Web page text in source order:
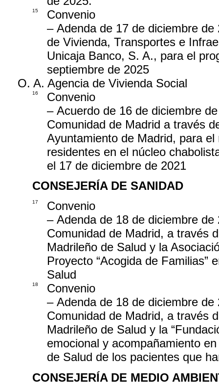
15
Convenio
– Adenda de 17 de diciembre
de Vivienda, Transportes e
Unicaja Banco, S. A., para el
septiembre de 2025
O. A. Agencia de Vivienda Social
16
Convenio
– Acuerdo de 16 de diciembre
Comunidad de Madrid a través
Ayuntamiento de Madrid, para
residentes en el núcleo
el 17 de diciembre de 2021
CONSEJERÍA DE SANIDAD
17
Convenio
– Adenda de 18 de diciembre
Comunidad de Madrid, a través
Madrileño de Salud y la
Proyecto “Acogida de Familias”
Salud
18
Convenio
– Adenda de 18 de diciembre
Comunidad de Madrid, a través
Madrileño de Salud y la
emocional y acompañamiento
de Salud de los pacientes que
CONSEJERÍA DE MEDIO